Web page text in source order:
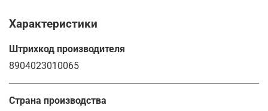
Характеристики
Штрихкод производителя
8904023010065
Страна производства